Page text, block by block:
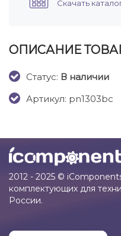
Скачать
ОПИСАНИЕ
Cтатус: В наличии
Артикул: pn1303bc
2012 - 2025 ©
комплектующих для
России.